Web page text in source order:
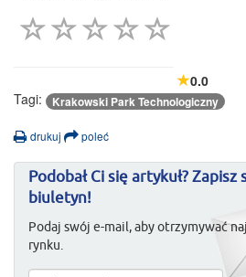
0.0
Tagi:
Krakowski Park Technologiczny
drukuj poleć
Podobał Ci się artykuł? Zapisz
biuletyn!
Podaj swój e-mail, aby otrzymywać
rynku.